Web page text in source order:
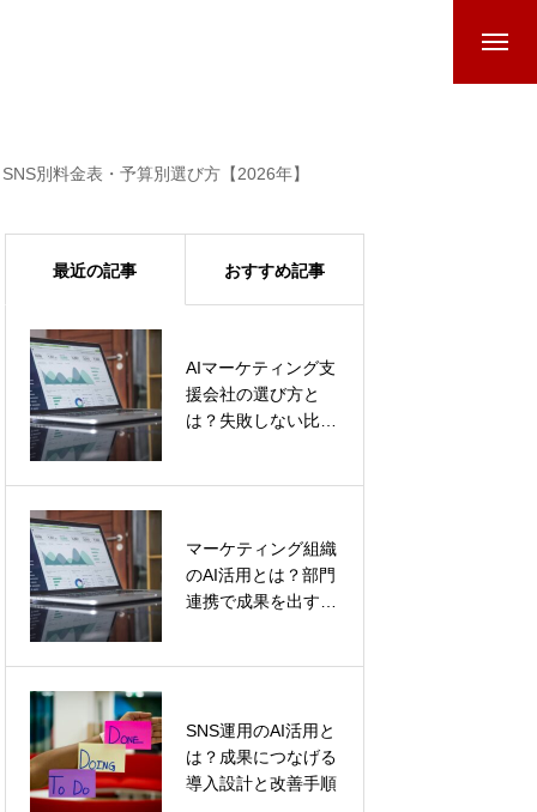
別料金表・予算別選び方【2026年】
最近の記事 おすすめ記事
AIマーケティング支
援会社の選び方と
は？失敗しない比較
マーケティング組織
のAI活用とは？部門
連携で成果を出す設
SNS運用のAI活用と
は？成果につなげる
導入設計と改善手順
インフルエンサーマ
ーケティング費用｜
SNS別料金表・予算
AIトラフィックと
は？生成AI検索時代
の流入計測・SEO対
AI LP改善とは？広
告成果を伸ばす
CRO設計と検証手